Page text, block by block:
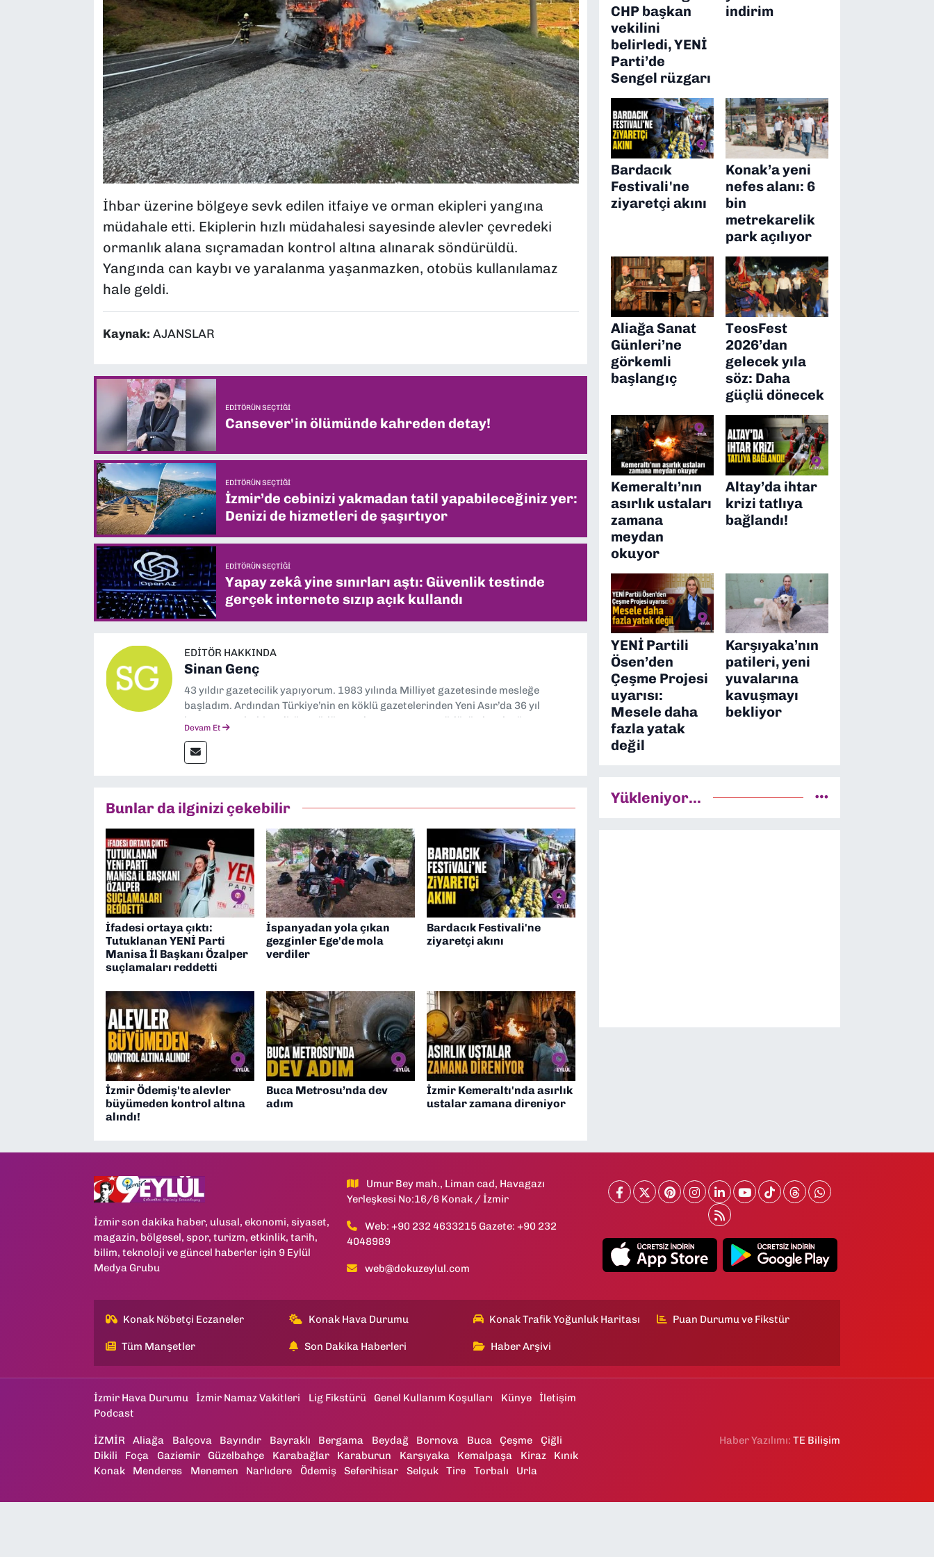
İhbar üzerine bölgeye sevk edilen itfaiye ve orman ekipleri yangına
müdahale etti. Ekiplerin hızlı müdahalesi sayesinde alevler çevredeki
ormanlık alana sıçramadan kontrol altına alınarak söndürüldü.
Yangında can kaybı ve yaralanma yaşanmazken, otobüs kullanılamaz
hale geldi.
Kaynak: AJANSLAR
EDITÖRÜN SEÇTIĞI
Cansever'in ölümünde kahreden detay!
EDITÖRÜN SEÇTIĞI
İzmir’de cebinizi yakmadan tatil yapabileceğiniz yer:
Denizi de hizmetleri de şaşırtıyor
EDITÖRÜN SEÇTIĞI
Yapay zekâ yine sınırları aştı: Güvenlik testinde
gerçek internete sızıp açık kullandı
EDITÖR HAKKINDA
Sinan Genç
43 yıldır gazetecilik yapıyorum. 1983 yılında Milliyet gazetesinde mesleğe
başladım. Ardından Türkiye’nin en köklü gazetelerinden Yeni Asır’da 36 yıl
boyunca muhabir, editör, müdür yardımcısı ve spor müdürü olarak görev
anda Dokuz Eylül Gazetesi'nde editörlük yapıyorum
Devam Et
Bunlar da ilginizi çekebilir
İfadesi ortaya çıktı:
Tutuklanan YENİ Parti
Manisa İl Başkanı Özalper
suçlamaları reddetti
İspanyadan yola çıkan
gezginler Ege'de mola
verdiler
Bardacık Festivali'ne
ziyaretçi akını
İzmir Ödemiş'te alevler
büyümeden kontrol altına
alındı!
Buca Metrosu’nda dev
adım
İzmir Kemeraltı'nda asırlık
ustalar zamana direniyor
CHP başkan
vekilini
belirledi, YENİ
Parti’de
Sengel rüzgarı
indirim
Bardacık
Festivali'ne
ziyaretçi akını
Konak’a yeni
nefes alanı: 6
bin
metrekarelik
park açılıyor
Aliağa Sanat
Günleri’ne
görkemli
başlangıç
TeosFest
2026’dan
gelecek yıla
söz: Daha
güçlü dönecek
Kemeraltı’nın
asırlık ustaları
zamana
meydan
okuyor
Altay’da ihtar
krizi tatlıya
bağlandı!
YENİ Partili
Ösen’den
Çeşme Projesi
uyarısı:
Mesele daha
fazla yatak
değil
Karşıyaka’nın
patileri, yeni
yuvalarına
kavuşmayı
bekliyor
Yükleniyor...
İzmir son dakika haber, ulusal, ekonomi, siyaset,
magazin, bölgesel, spor, turizm, etkinlik, tarih,
bilim, teknoloji ve güncel haberler için 9 Eylül
Medya Grubu
Umur Bey mah., Liman cad, Havagazı
Yerleşkesi No:16/6 Konak / İzmir
Web: +90 232 4633215 Gazete: +90 232
4048989
web@dokuzeylul.com
Konak Nöbetçi Eczaneler Konak Hava Durumu Konak Trafik Yoğunluk Haritası Puan Durumu ve Fikstür
Tüm Manşetler Son Dakika Haberleri Haber Arşivi
İzmir Hava Durumu İzmir Namaz Vakitleri Lig Fikstürü Genel Kullanım Koşulları Künye
İletişim
Podcast
İZMİR Aliağa Balçova Bayındır Bayraklı Bergama Beydağ Bornova Buca Çeşme
Çiğli
Dikili
Foça Gaziemir Güzelbahçe Karabağlar Karaburun Karşıyaka Kemalpaşa Kiraz
Kınık
Konak
Menderes Menemen Narlıdere Ödemiş Seferihisar Selçuk Tire Torbalı Urla
Haber Yazılımı:TE Bilişim